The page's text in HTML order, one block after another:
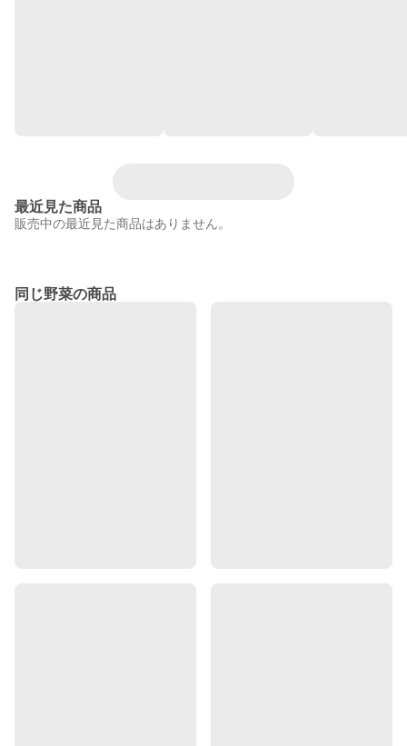
最近見た商品
販売中の最近見た商品はありません。
同じ野菜の商品